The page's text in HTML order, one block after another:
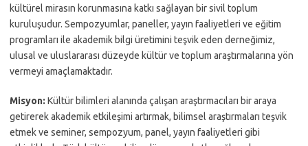
kültürel mirasın korunmasına katkı sağlayan bir sivil toplum
kuruluşudur. Sempozyumlar, paneller, yayın faaliyetleri ve eğitim
programları ile akademik bilgi üretimini teşvik eden derneğimiz,
ulusal ve uluslararası düzeyde kültür ve toplum araştırmalarına yön
vermeyi amaçlamaktadır.
Misyon: Kültür bilimleri alanında çalışan araştırmacıları bir araya
getirerek akademik etkileşimi artırmak, bilimsel araştırmaları teşvik
etmek ve seminer, sempozyum, panel, yayın faaliyetleri gibi